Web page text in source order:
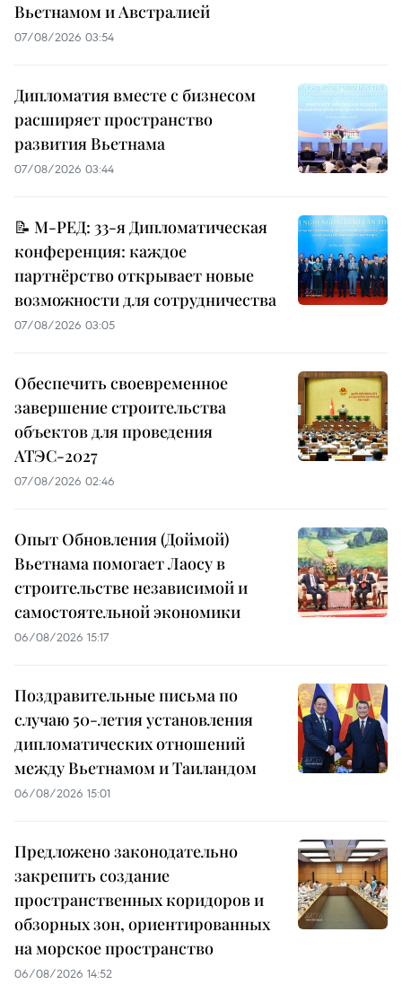
Вьетнамом и Австралией
07/08/2026 03:54
Дипломатия вместе с бизнесом
расширяет пространство
развития Вьетнама
07/08/2026 03:44
📝 М-РЕД: 33-я Дипломатическая
конференция: каждое
партнёрство открывает новые
возможности для сотрудничества
07/08/2026 03:05
Обеспечить своевременное
завершение строительства
объектов для проведения
АТЭС-2027
07/08/2026 02:46
Опыт Обновления (Доймой)
Вьетнама помогает Лаосу в
строительстве независимой и
самостоятельной экономики
06/08/2026 15:17
Поздравительные письма по
случаю 50-летия установления
дипломатических отношений
между Вьетнамом и Таиландом
06/08/2026 15:01
Предложено законодательно
закрепить создание
пространственных коридоров и
обзорных зон, ориентированных
на морское пространство
06/08/2026 14:52